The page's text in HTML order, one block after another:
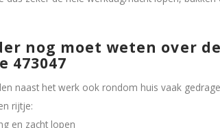
nog moet weten over
473047
naast het werk ook rondom huis vaak
rijtje:
en zacht lopen